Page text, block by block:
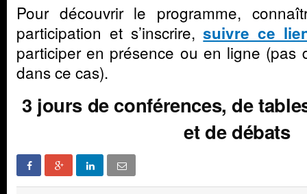
Pour découvrir le programme,
participation et s’inscrire,suivre ce
participer en présence ou en ligne (pas
dans ce cas).
3 jours de conférences, de
et de débats